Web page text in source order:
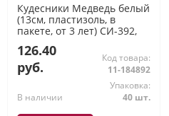
Кудесники Медведь белый
(13см, пластизоль, в
пакете, от 3 лет) СИ-392,
126.40
руб.
Код товара:
11-184892
В наличии
Упаковка:
40 шт.